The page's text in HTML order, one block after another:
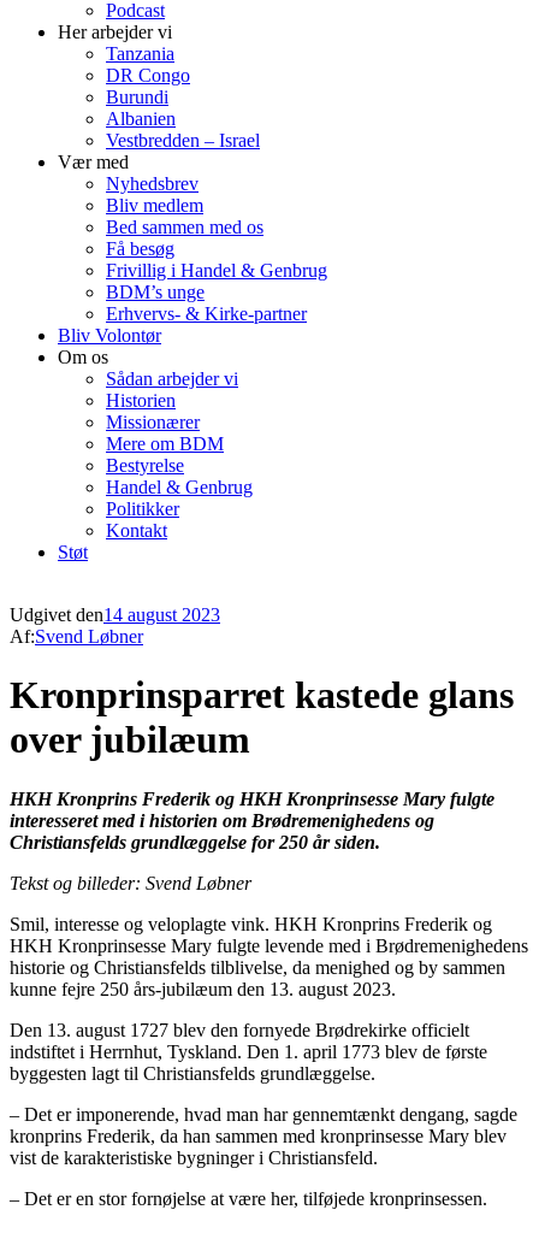
Podcast
Her arbejder vi
Tanzania
DR Congo
Burundi
Albanien
Vestbredden – Israel
Vær med
Nyhedsbrev
Bliv medlem
Bed sammen med os
Få besøg
Frivillig i Handel & Genbrug
BDM’s unge
Erhvervs- & Kirke-partner
Bliv Volontør
Om os
Sådan arbejder vi
Historien
Missionærer
Mere om BDM
Bestyrelse
Handel & Genbrug
Politikker
Kontakt
Støt
Udgivet den14 august 2023
Af:Svend Løbner
Kronprinsparret kastede glans
over jubilæum
HKH Kronprins Frederik og HKH Kronprinsesse Mary fulgte
interesseret med i historien om Brødremenighedens og
Christiansfelds grundlæggelse for 250 år siden.
Tekst og billeder: Svend Løbner
Smil, interesse og veloplagte vink. HKH Kronprins Frederik og
HKH Kronprinsesse Mary fulgte levende med i Brødremenighedens
historie og Christiansfelds tilblivelse, da menighed og by sammen
kunne fejre 250 års-jubilæum den 13. august 2023.
Den 13. august 1727 blev den fornyede Brødrekirke officielt
indstiftet i Herrnhut, Tyskland. Den 1. april 1773 blev de første
byggesten lagt til Christiansfelds grundlæggelse.
– Det er imponerende, hvad man har gennemtænkt dengang, sagde
kronprins Frederik, da han sammen med kronprinsesse Mary blev
vist de karakteristiske bygninger i Christiansfeld.
– Det er en stor fornøjelse at være her, tilføjede kronprinsessen.